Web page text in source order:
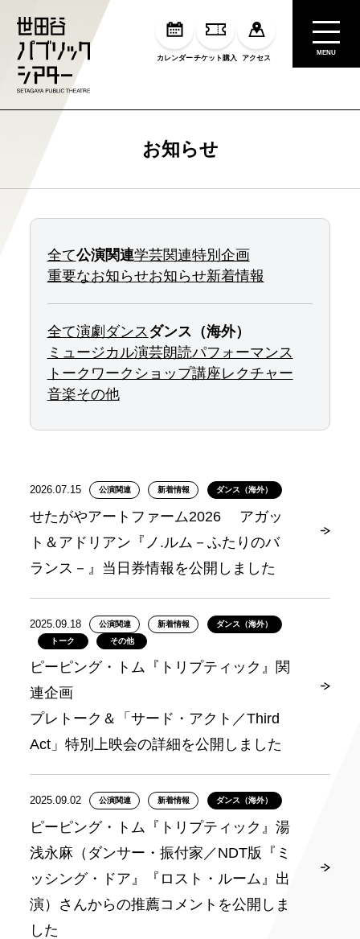
カレンダーチケット購入 アクセス
MENU
お知らせ
全て公演関連学芸関連特別企画
重要なお知らせお知らせ新着情報
全て演劇 ダンス ダンス（海外）
ミュージカル演芸朗読パフォーマンス
トーク ワークショップ講座レクチャー
音楽その他
2026.07.15 公演関連 新着情報 ダンス（海外）
せたがやアートファーム2026 アガッ
ト＆アドリアン『ノ.ルム－ふたりのバ
ランス－』当日券情報を公開しました
2025.09.18 公演関連 新着情報
ダンス（海外）
トーク
その他
ピーピング・トム『トリプティック』関
連企画
プレトーク＆「サード・アクト／Third
Act」特別上映会の詳細を公開しました
2025.09.02 公演関連 新着情報 ダンス（海外）
ピーピング・トム『トリプティック』湯
浅永麻（ダンサー・振付家／NDT版『ミ
ッシング・ドア』『ロスト・ルーム』出
演）さんからの推薦コメントを公開しま
した